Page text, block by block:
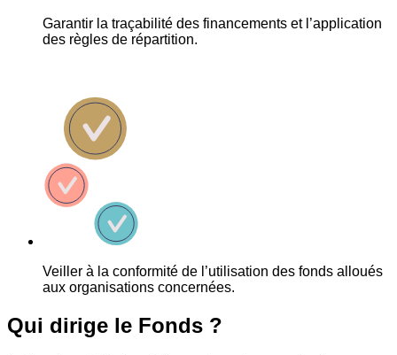
Garantir la traçabilité des financements et l’application
des règles de répartition.
Veiller à la conformité de l’utilisation des fonds alloués
aux organisations concernées.
Qui dirige le Fonds ?